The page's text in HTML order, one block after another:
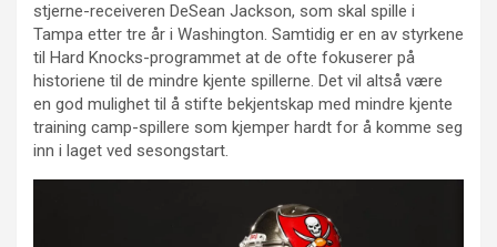
stjerne-receiveren DeSean Jackson, som skal spille i
Tampa etter tre år i Washington. Samtidig er en av styrkene
til Hard Knocks-programmet at de ofte fokuserer på
historiene til de mindre kjente spillerne. Det vil altså være
en god mulighet til å stifte bekjentskap med mindre kjente
training camp-spillere som kjemper hardt for å komme seg
inn i laget ved sesongstart.